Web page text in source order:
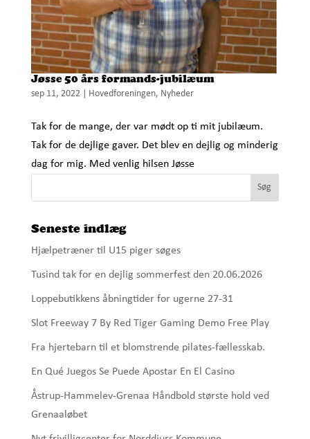
Jøsse 50 års formands-jubilæum
sep 11, 2022| Hovedforeningen, Nyheder
Tak for de mange, der var mødt op ti mit jubilæum.
Tak for de dejlige gaver. Det blev en dejlig og minderig
dag for mig. Med venlig hilsen Jøsse
Seneste indlæg
Hjælpetræner til U15 piger søges
Tusind tak for en dejlig sommerfest den 20.06.2026
Loppebutikkens åbningtider for ugerne 27-31
Slot Freeway 7 By Red Tiger Gaming Demo Free Play
Fra hjertebarn til et blomstrende pilates-fællesskab.
En Qué Juegos Se Puede Apostar En El Casino
Åstrup-Hammelev-Grenaa Håndbold største hold ved
Grenaaløbet